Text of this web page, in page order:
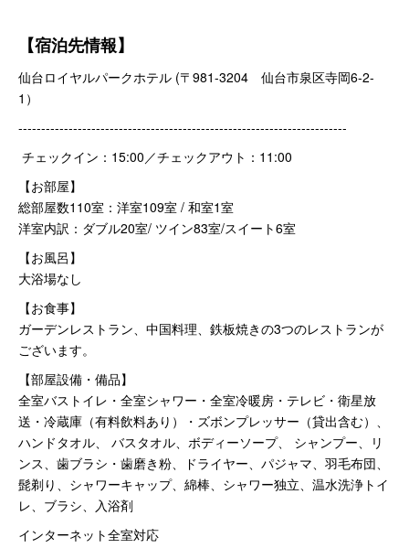
【宿泊先情報】
仙台ロイヤルパークホテル (〒981-3204 仙台市泉区寺岡6-2-
1）
------------------------------------------------------------------------
チェックイン：15:00／チェックアウト：11:00
【お部屋】
総部屋数110室：洋室109室 / 和室1室
洋室内訳：ダブル20室/ ツイン83室/スイート6室
【お風呂】
大浴場なし
【お食事】
ガーデンレストラン、中国料理、鉄板焼きの3つのレストランが
ございます。
【部屋設備・備品】
全室バストイレ・全室シャワー・全室冷暖房・テレビ・衛星放
送・冷蔵庫（有料飲料あり）・ズボンプレッサー（貸出含む）、
ハンドタオル、 バスタオル、ボディーソープ、 シャンプー、リ
ンス、歯ブラシ・歯磨き粉、ドライヤー、パジャマ、羽毛布団、
髭剃り、シャワーキャップ、綿棒、シャワー独立、温水洗浄トイ
レ、ブラシ、入浴剤
インターネット全室対応